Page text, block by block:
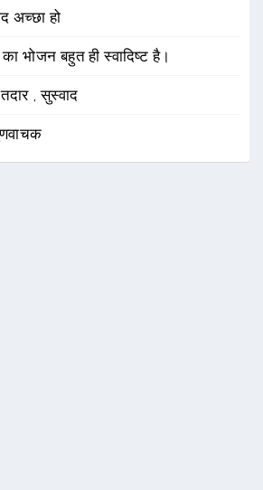
अच्छा हो
भोजन बहुत ही स्वादिष्ट है।
,सुस्वाद